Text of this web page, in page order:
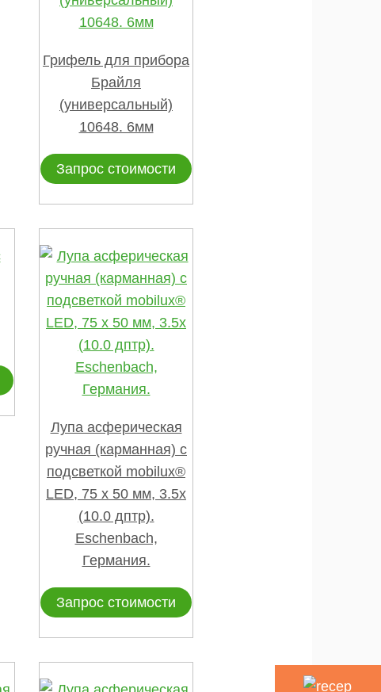
Грифель для прибора
Брайля
(универсальный)
10648. 6мм
Запрос стоимости
Лупа асферическая
ручная (карманная) с
подсветкой mobilux®
LED, 75 х 50 мм, 3.5х
(10.0 дптр).
Eschenbach,
Германия.
Запрос стоимости